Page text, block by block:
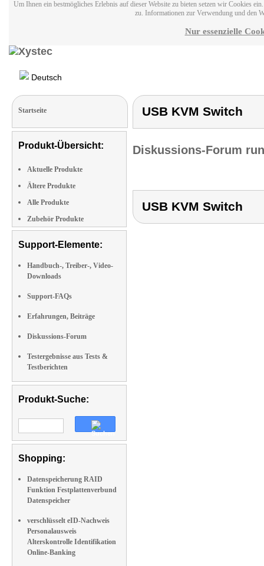
Um Ihnen ein bestmögliches Erlebnis auf dieser Website zu bieten setzen wir Cookies
zu. Informationen zur Verwendung und den
Nur essenzielle
Deutsch
Startseite
Produkt-Übersicht:
Aktuelle Produkte
Ältere Produkte
Alle Produkte
Zubehör Produkte
Support-Elemente:
Handbuch-, Treiber-, Video-
Downloads
Support-FAQs
Erfahrungen, Beiträge
Diskussions-Forum
Testergebnisse aus Tests &
Testberichten
Produkt-Suche:
Shopping:
Datenspeicherung RAID
Funktion Festplattenverbund
Datenspeicher
verschlüsselt eID-Nachweis
Personalausweis
Alterskontrolle Identifikation
Online-Banking
USB KVM Switch
Diskussions-Forum
USB KVM Switch